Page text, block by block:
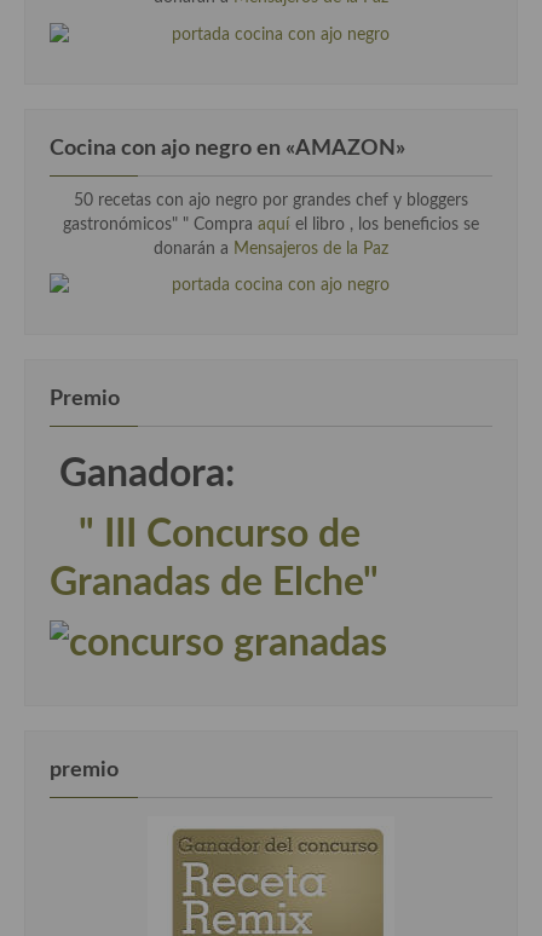
Cocina con ajo negro en «AMAZON»
50 recetas con ajo negro por grandes chef y bloggers
gastronómicos" " Compra aquí el libro , los beneficios se
donarán a Mensajeros de la Paz
Premio
Ganadora:
" III Concurso de
Granadas de Elche"
premio